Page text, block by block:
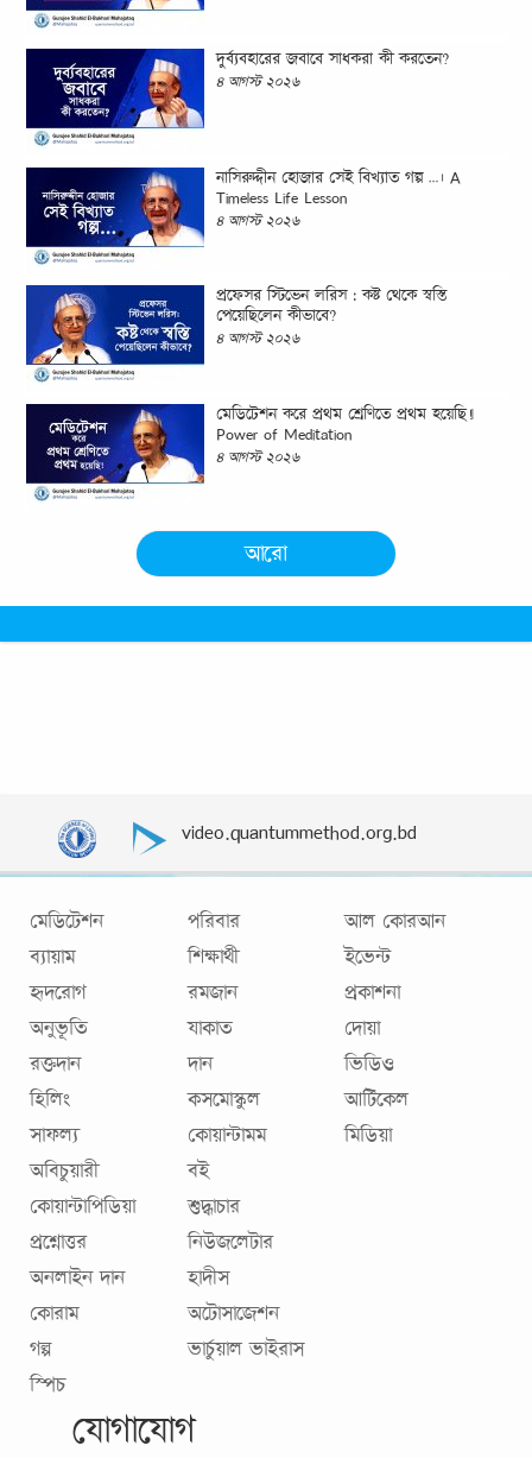
দুর্ব্যবহারের জবাবে সাধকরা কী করতেন?
৪ আগস্ট ২০২৬
নাসিরুদ্দীন হোজার সেই বিখ্যাত গল্প …। A
Timeless Life Lesson
৪ আগস্ট ২০২৬
প্রফেসর স্টিভেন লরিস : কষ্ট থেকে স্বস্তি
পেয়েছিলেন কীভাবে?
৪ আগস্ট ২০২৬
মেডিটেশন করে প্রথম শ্রেণিতে প্রথম হয়েছি!|
Power of Meditation
৪ আগস্ট ২০২৬
আরো
video.quantummethod.org.bd
মেডিটেশন
ব্যায়াম
হৃদরোগ
অনুভূতি
রক্তদান
হিলিং
সাফল্য
পরিবার
শিক্ষার্থী
রমজান
যাকাত
দান
কসমোস্কুল
কোয়ান্টামম
আল কোরআন
ইভেন্ট
প্রকাশনা
দোয়া
ভিডিও
আর্টিকেল
মিডিয়া
অবিচুয়ারী
কোয়ান্টাপিডিয়া
প্রশ্নোত্তর
অনলাইন দান
কোরাম
গল্প
স্পিচ
বই
শুদ্ধাচার
নিউজলেটার
হাদীস
অটোসাজেশন
ভার্চুয়াল ভাইরাস
যোগাযোগ